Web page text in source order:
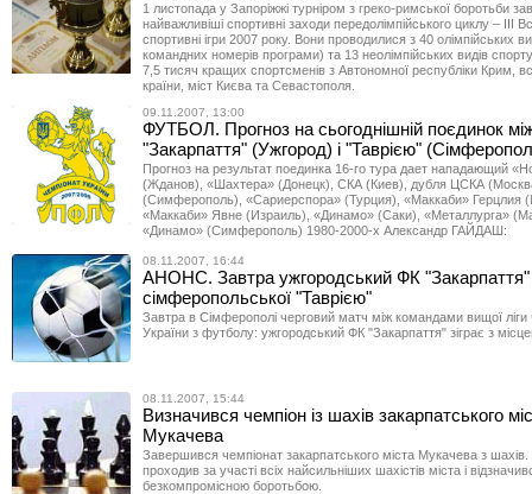
1 листопада у Запоріжжі турніром з греко-римської боротьби
найважливіші спортивні заходи передолімпійського циклу – ІІІ
спортивні ігри 2007 року. Вони проводилися з 40 олімпійських
командних номерів програми) та 13 неолімпійських видів
7,5 тисяч кращих спортсменів з Автономної республіки Крим,
країни, міст Києва та Севастополя.
09.11.2007, 13:00
ФУТБОЛ. Прогноз на сьогоднішній поєдинок
"Закарпаття" (Ужгород) і "Таврією"
Прогноз на результат поединка 16-го тура дает нападающий
(Жданов), «Шахтера» (Донецк), СКА (Киев), дубля ЦСКА
(Симферополь), «Сариерспора» (Турция), «Маккаби» Герцлия
«Маккаби» Явне (Израиль), «Динамо» (Саки), «Металлурга»
«Динамо» (Симферополь) 1980-2000-х Александр ГАЙДАШ:
08.11.2007, 16:44
АНОНС. Завтра ужгородський ФК "Закарпаття"
сімферопольської "Таврією"
Завтра в Сімферополі черговий матч між командами вищої ліги
України з футболу: ужгородський ФК "Закарпаття" зіграє з
08.11.2007, 15:44
Визначився чемпіон із шахів закарпатського
Мукачева
Завершився чемпіонат закарпатського міста Мукачева з шахів.
проходив за участі всіх найсильніших шахістів міста і
безкомпромісною боротьбою.